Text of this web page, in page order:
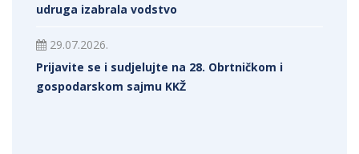
udruga izabrala vodstvo
29.07.2026.
Prijavite se i sudjelujte na 28. Obrtničkom i
gospodarskom sajmu KKŽ